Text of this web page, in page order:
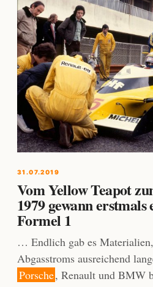
31.07.2019
Vom Yellow Teapot
1979 gewann
Formel 1
… Endlich gab es
Abgasstroms ausreichend
Porsche, Renault und BMW